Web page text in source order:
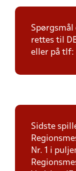
Spørgsmål
rettes til
eller på tlf:
Sidste
Nr. 1 i